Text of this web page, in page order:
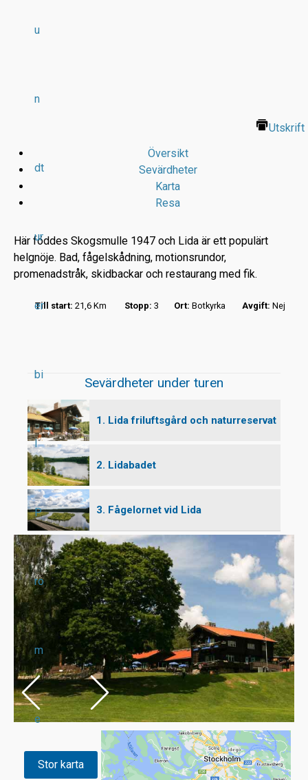
u
n
dt
ur
er
bi
l
P
ro
m
e
Utskrift
Översikt
Sevärdheter
Karta
Resa
Här föddes Skogsmulle 1947 och Lida är ett populärt
helgnöje. Bad, fågelskådning, motionsrundor,
promenadstråk, skidbackar och restaurang med fik.
Till start: 21,6 Km Stopp: 3 Ort: Botkyrka Avgift: Nej
Sevärdheter under turen
1. Lida friluftsgård och naturreservat
2. Lidabadet
3. Fågelornet vid Lida
Stor karta